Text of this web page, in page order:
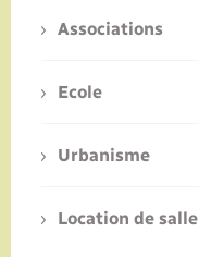
Associations
Ecole
Urbanisme
Location de salle